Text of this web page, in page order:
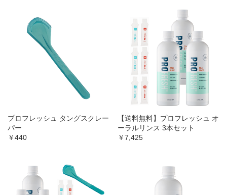
プロフレッシュ タングスクレー
パー
￥440
【送料無料】プロフレッシュ オ
ーラルリンス 3本セット
￥7,425